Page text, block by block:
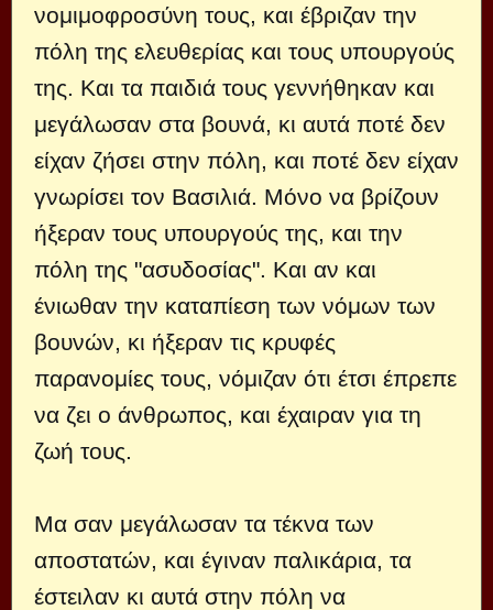
νομιμοφροσύνη τους, και έβριζαν την
πόλη της ελευθερίας και τους υπουργούς
της. Και τα παιδιά τους γεννήθηκαν και
μεγάλωσαν στα βουνά, κι αυτά ποτέ δεν
είχαν ζήσει στην πόλη, και ποτέ δεν είχαν
γνωρίσει τον Βασιλιά. Μόνο να βρίζουν
ήξεραν τους υπουργούς της, και την
πόλη της "ασυδοσίας". Και αν και
ένιωθαν την καταπίεση των νόμων των
βουνών, κι ήξεραν τις κρυφές
παρανομίες τους, νόμιζαν ότι έτσι έπρεπε
να ζει ο άνθρωπος, και έχαιραν για τη
ζωή τους.
Μα σαν μεγάλωσαν τα τέκνα των
αποστατών, και έγιναν παλικάρια, τα
έστειλαν κι αυτά στην πόλη να